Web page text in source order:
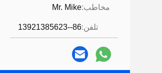
مخاطب:Mr. Mike
تلفن:86--13921385623